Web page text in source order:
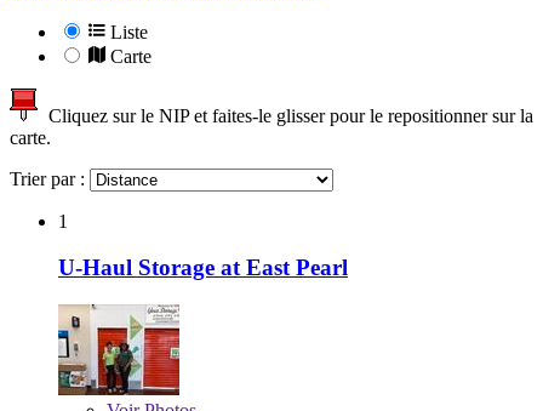
Liste
Carte
Cliquez sur le NIP et faites-le glisser pour le repositionner sur la
carte.
Trier par :
1
U-Haul Storage at East Pearl